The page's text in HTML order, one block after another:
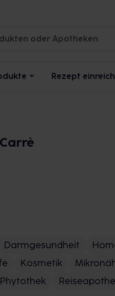
Rezept
Darmgesundheit
Kosmetik
Phytothek